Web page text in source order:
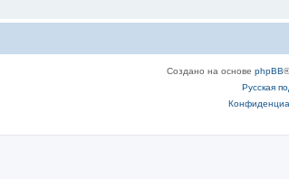
Создано на основе phpBB
Русская